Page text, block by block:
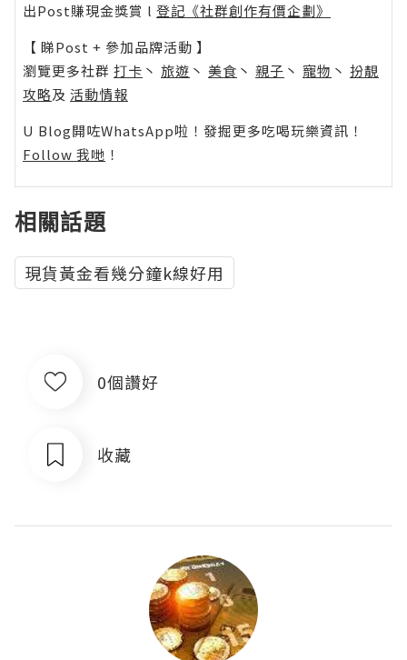
出Post賺現金獎賞 l 登記《社群創作有價企劃》
【 睇Post + 參加品牌活動 】
瀏覽更多社群 打卡 丶 旅遊 丶 美食 丶 親子 丶 寵物 丶 扮靚
攻略及 活動情報
U Blog開咗WhatsApp啦！發掘更多吃喝玩樂資訊！
Follow 我哋 ！
相關話題
現貨黃金看幾分鐘k線好用
0個讚好
收藏